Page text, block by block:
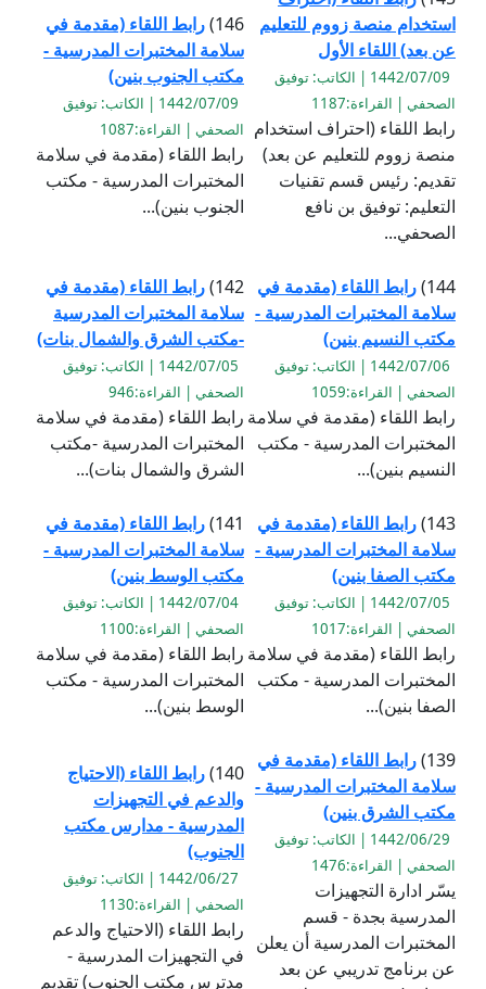
استخدام منصة زووم للتعليم
عن بعد) اللقاء الأول
1442/07/09 | الكاتب: توفيق
الصحفي | القراءة:1187
رابط اللقاء (احتراف استخدام
منصة زووم للتعليم عن بعد)
تقديم: رئيس قسم تقنيات
التعليم: توفيق بن نافع
الصحفي...
146) رابط اللقاء (مقدمة في
سلامة المختبرات المدرسية -
مكتب الجنوب بنين)
1442/07/09 | الكاتب: توفيق
الصحفي | القراءة:1087
رابط اللقاء (مقدمة في سلامة
المختبرات المدرسية - مكتب
الجنوب بنين)...
144) رابط اللقاء (مقدمة في
سلامة المختبرات المدرسية -
مكتب النسيم بنين)
1442/07/06 | الكاتب: توفيق
الصحفي | القراءة:1059
رابط اللقاء (مقدمة في سلامة
المختبرات المدرسية - مكتب
النسيم بنين)...
142) رابط اللقاء (مقدمة في
سلامة المختبرات المدرسية
-مكتب الشرق والشمال بنات)
1442/07/05 | الكاتب: توفيق
الصحفي | القراءة:946
رابط اللقاء (مقدمة في سلامة
المختبرات المدرسية -مكتب
الشرق والشمال بنات)...
143) رابط اللقاء (مقدمة في
سلامة المختبرات المدرسية -
مكتب الصفا بنين)
1442/07/05 | الكاتب: توفيق
الصحفي | القراءة:1017
رابط اللقاء (مقدمة في سلامة
المختبرات المدرسية - مكتب
الصفا بنين)...
141) رابط اللقاء (مقدمة في
سلامة المختبرات المدرسية -
مكتب الوسط بنين)
1442/07/04 | الكاتب: توفيق
الصحفي | القراءة:1100
رابط اللقاء (مقدمة في سلامة
المختبرات المدرسية - مكتب
الوسط بنين)...
139) رابط اللقاء (مقدمة في
سلامة المختبرات المدرسية -
مكتب الشرق بنين)
1442/06/29 | الكاتب: توفيق
الصحفي | القراءة:1476
يسّر ادارة التجهيزات
المدرسية بجدة - قسم
المختبرات المدرسية أن يعلن
عن برنامج تدريبي عن بعد
140) رابط اللقاء (الاحتياج
والدعم في التجهيزات
المدرسية - مدارس مكتب
الجنوب)
1442/06/27 | الكاتب: توفيق
الصحفي | القراءة:1130
رابط اللقاء (الاحتياج والدعم
في التجهيزات المدرسية -
مدترس مكتب الجنوب) تقديم